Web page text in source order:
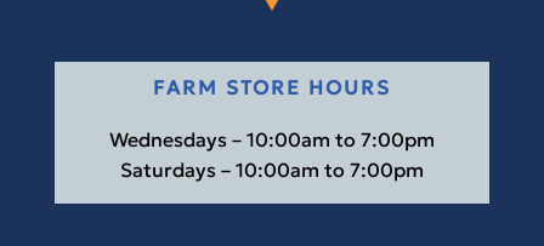
FARM STORE HOURS
Wednesdays – 10:00am to 7:00pm
Saturdays – 10:00am to 7:00pm